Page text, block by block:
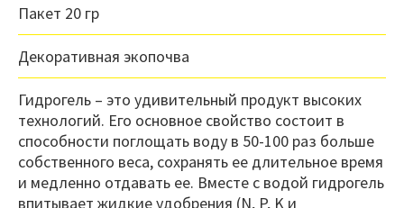
Пакет 20 гр
Декоративная экопочва
Гидрогель – это удивительный продукт высоких
технологий. Его основное свойство состоит в
способности поглощать воду в 50-100 раз больше
собственного веса, сохранять ее длительное время
и медленно отдавать ее. Вместе с водой гидрогель
впитывает жидкие удобрения (N, P, K и